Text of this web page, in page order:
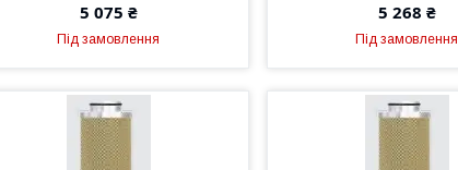
5 075 ₴
Під замовлення
5 268 ₴
Під замовлення